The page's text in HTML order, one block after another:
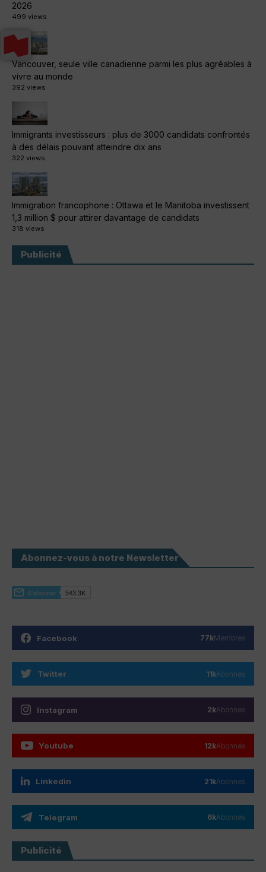
2026
499 views
Vancouver, seule ville canadienne parmi les plus agréables à
vivre au monde
392 views
Immigrants investisseurs : plus de 3000 candidats confrontés
à des délais pouvant atteindre dix ans
322 views
Immigration francophone : Ottawa et le Manitoba investissent
1,3 million $ pour attirer davantage de candidats
318 views
Publicité
Abonnez-vous à notre Newsletter
Facebook 77kMembres
Twitter 11kAbonnés
Instagram 2kAbonnés
Youtube 12kAbonnés
Linkedin 21kAbonnés
Telegram 6kAbonnés
Publicité